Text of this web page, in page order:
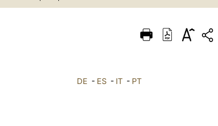
ITALIANO
DE - ES- IT- PT